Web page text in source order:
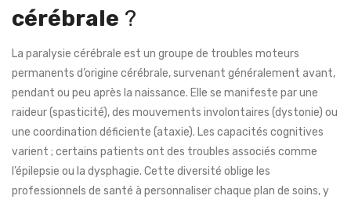
cérébrale ?
La paralysie cérébrale est un groupe de troubles moteurs
permanents d’origine cérébrale, survenant généralement avant,
pendant ou peu après la naissance. Elle se manifeste par une
raideur (spasticité), des mouvements involontaires (dystonie) ou
une coordination déficiente (ataxie). Les capacités cognitives
varient ; certains patients ont des troubles associés comme
l’épilepsie ou la dysphagie. Cette diversité oblige les
professionnels de santé à personnaliser chaque plan de soins, y